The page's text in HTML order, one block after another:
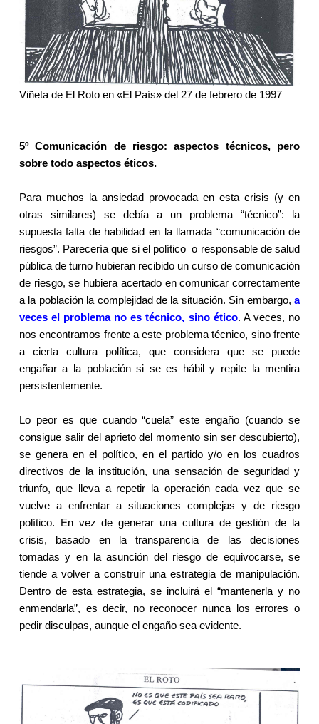
Viñeta de El Roto en «El País» del 27 de febrero de 1997
5º Comunicación de riesgo: aspectos técnicos, pero
sobre todo aspectos éticos.
Para muchos la ansiedad provocada en esta crisis (y en
otras similares) se debía a un problema “técnico”: la
supuesta falta de habilidad en la llamada “comunicación de
riesgos”. Parecería que si el político o responsable de salud
pública de turno hubieran recibido un curso de comunicación
de riesgo, se hubiera acertado en comunicar correctamente
a la población la complejidad de la situación. Sin embargo,a
veces el problema no es técnico, sino ético. A veces, no
nos encontramos frente a este problema técnico, sino frente
a cierta cultura política, que considera que se puede
engañar a la población si se es hábil y repite la mentira
persistentemente.
Lo peor es que cuando “cuela” este engaño (cuando se
consigue salir del aprieto del momento sin ser descubierto),
se genera en el político, en el partido y/o en los cuadros
directivos de la institución, una sensación de seguridad y
triunfo, que lleva a repetir la operación cada vez que se
vuelve a enfrentar a situaciones complejas y de riesgo
político. En vez de generar una cultura de gestión de la
crisis, basado en la transparencia de las decisiones
tomadas y en la asunción del riesgo de equivocarse, se
tiende a volver a construir una estrategia de manipulación.
Dentro de esta estrategia, se incluirá el “mantenerla y no
enmendarla”, es decir, no reconocer nunca los errores o
pedir disculpas, aunque el engaño sea evidente.